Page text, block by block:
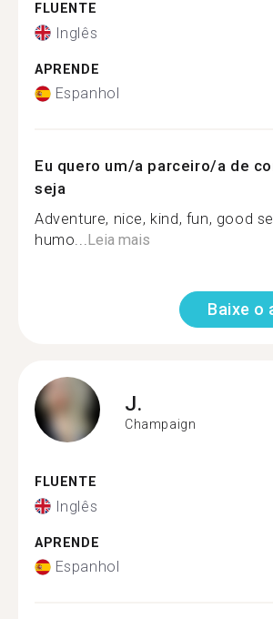
FLUENTE
Inglês
APRENDE
Espanhol
Eu quero um/a parceiro/a de
seja
Adventure, nice, kind, fun, good
humo...Leia mais
Baixe o
J.
Champaign
FLUENTE
Inglês
APRENDE
Espanhol